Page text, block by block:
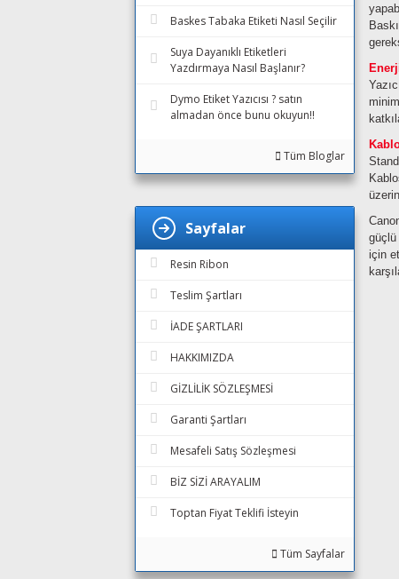
Baskes Tabaka Etiketi Nasıl Seçilir
Suya Dayanıklı Etiketleri
Yazdırmaya Nasıl Başlanır?
Dymo Etiket Yazıcısı ? satın
almadan önce bunu okuyun!!
Tüm Bloglar
Sayfalar
Resin Ribon
Teslim Şartları
İADE ŞARTLARI
HAKKIMIZDA
GİZLİLİK SÖZLEŞMESİ
Garanti Şartları
Mesafeli Satış Sözleşmesi
BİZ SİZİ ARAYALIM
Toptan Fiyat Teklifi İsteyin
Tüm Sayfalar
güçlü
için